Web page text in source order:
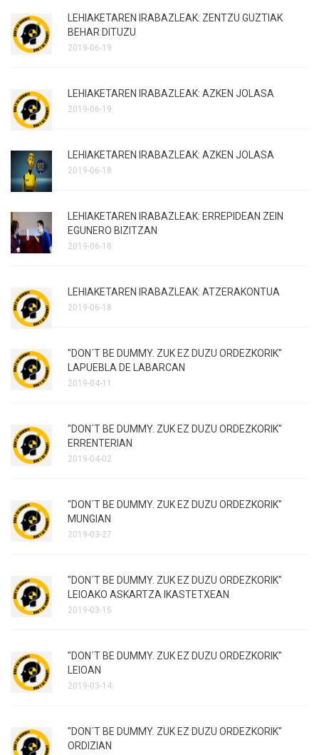
LEHIAKETAREN IRABAZLEAK: ZENTZU GUZTIAK
BEHAR DITUZU
2019-06-19
LEHIAKETAREN IRABAZLEAK: AZKEN JOLASA
2019-06-19
LEHIAKETAREN IRABAZLEAK: AZKEN JOLASA
2019-06-18
LEHIAKETAREN IRABAZLEAK: ERREPIDEAN ZEIN
EGUNERO BIZITZAN
2019-06-18
LEHIAKETAREN IRABAZLEAK: ATZERAKONTUA
2019-06-18
"DON´T BE DUMMY. ZUK EZ DUZU ORDEZKORIK"
LAPUEBLA DE LABARCAN
2019-04-11
"DON´T BE DUMMY. ZUK EZ DUZU ORDEZKORIK"
ERRENTERIAN
2019-04-02
"DON´T BE DUMMY. ZUK EZ DUZU ORDEZKORIK"
MUNGIAN
2019-03-27
"DON´T BE DUMMY. ZUK EZ DUZU ORDEZKORIK"
LEIOAKO ASKARTZA IKASTETXEAN
2019-03-15
"DON´T BE DUMMY. ZUK EZ DUZU ORDEZKORIK"
LEIOAN
2019-03-14
"DON´T BE DUMMY. ZUK EZ DUZU ORDEZKORIK"
ORDIZIAN